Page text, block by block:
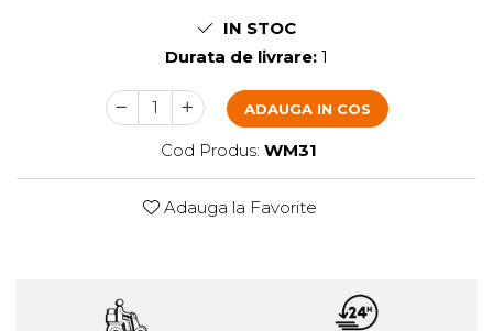
IN STOC
Durata de livrare: 1
ADAUGA IN COS
Cod Produs: WM31
Adauga la Favorite